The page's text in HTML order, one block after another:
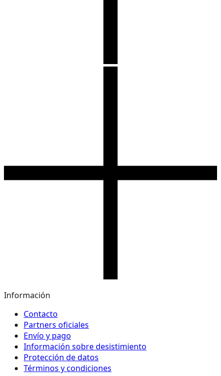
Información
Contacto
Partners oficiales
Envío y pago
Información sobre desistimiento
Protección de datos
Términos y condiciones